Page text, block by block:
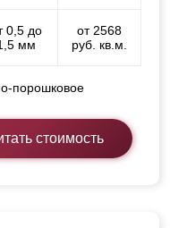
0,5 до
мм
от 2568
руб. кв.м.
порошковое
стоимость